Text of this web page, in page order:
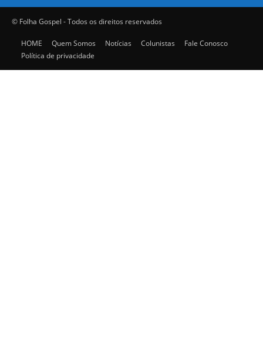
© Folha Gospel - Todos os direitos reservados
HOME Quem Somos Notícias Colunistas
Fale Conosco
Política de privacidade